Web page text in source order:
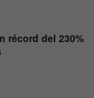
récord del 230%